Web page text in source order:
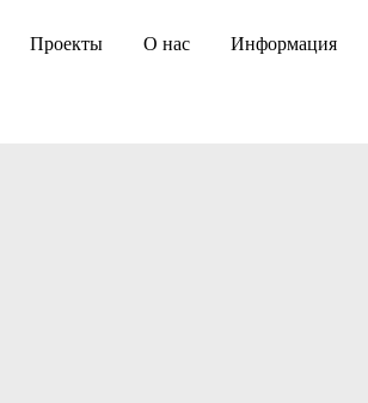
Проекты О нас Информация